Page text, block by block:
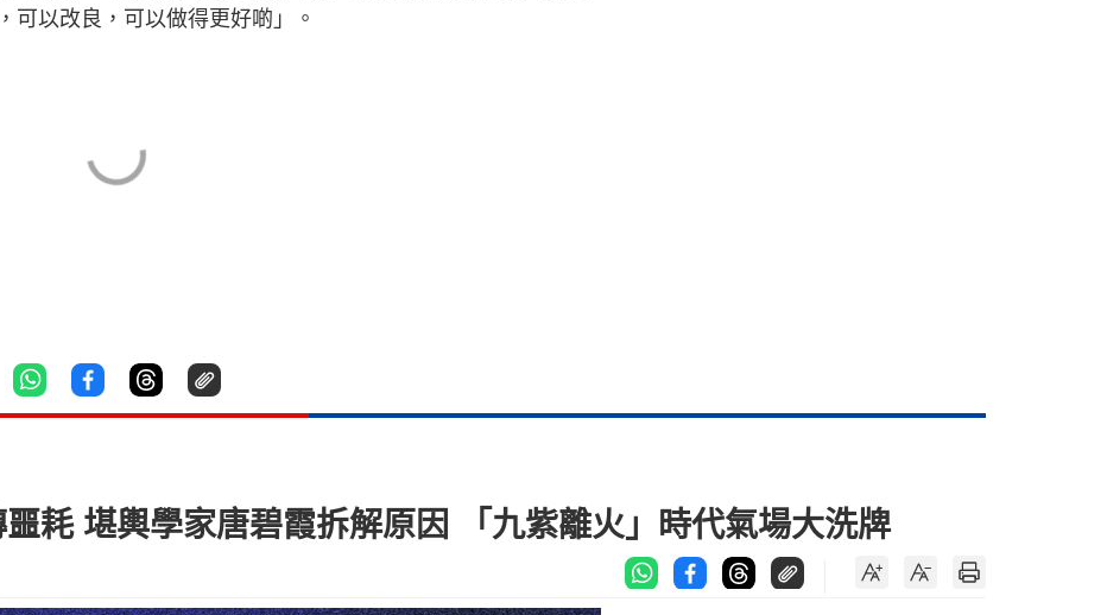
可以改良，可以做得更好啲」。
耗 堪輿學家唐碧霞拆解原因 「九紫離火」時代氣場大洗牌